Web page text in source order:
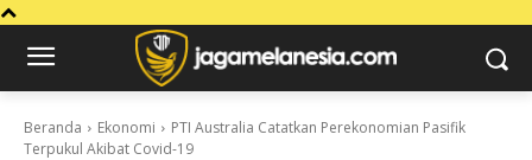
Beranda Ekonomi
PTI Australia Catatkan Perekonomian Pasifik
Terpukul Akibat Covid-19